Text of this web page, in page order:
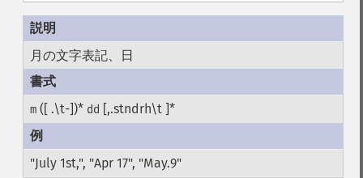
月の文字表記、日
m([ .\t-])* dd [,.stndrh\t ]*
"July 1st,", "Apr 17", "May.9"